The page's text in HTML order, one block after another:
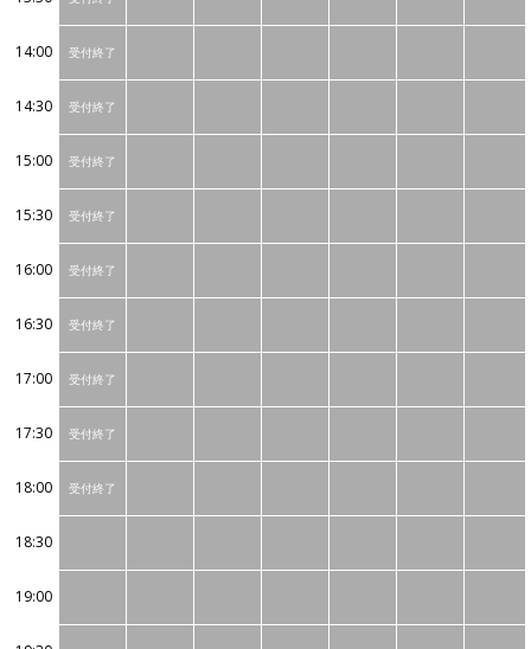
14:00 受付終了
14:30 受付終了
15:00 受付終了
15:30 受付終了
16:00 受付終了
16:30 受付終了
17:00 受付終了
17:30 受付終了
18:00 受付終了
18:30
19:00